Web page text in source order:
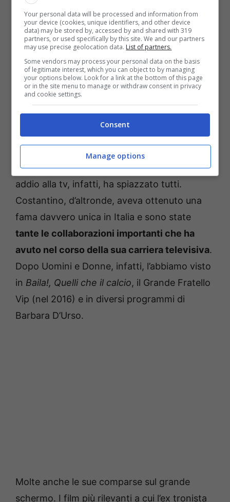
Una svolta lavorativa davvero inaspettata,
che ha rattristato molto i suoi fan. Il suo
addio alla tv, infatti, ha spiazzato tutti.
Costantino, d’altronde, aveva ottenuto una
fama davvero unica in Italia e sono state
tante le collaborazioni importanti che ha
avuto nel corso della sua carriera televisiva.
Dopo Uomini e Donne, infatti, l’abbiamo visto
in Baila!, Quelli che il calcio, il Grande Fratello
Vip (nel 2016) e in diversi programmi di
Barbara D’Urso.
Molte anche le sue comparse sul grande
schermo. I film più rilevanti a cui l’ex tronista
Your personal data will be processed and information from
your device (cookies, unique identifiers, and other device
data) may be stored by, accessed by and shared with 319
partners, or used specifically by this site. We and our partners
may use precise geolocation data. List of partners.
Some vendors may process your personal data on the basis
of legitimate interest, which you can object to by managing
your options below. Look for a link at the bottom of this page
or in the site menu to manage or withdraw consent in privacy
and cookie settings.
Consent
Manage options